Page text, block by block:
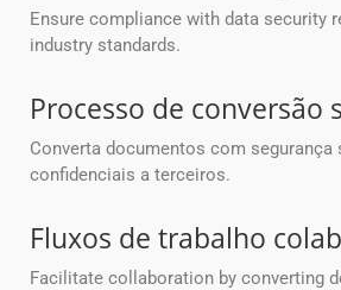
Ensure compliance with data security
industry standards.
Processo de conversão
Converta documentos com segurança
confidenciais a terceiros.
Fluxos de trabalho
Facilitate collaboration by converting